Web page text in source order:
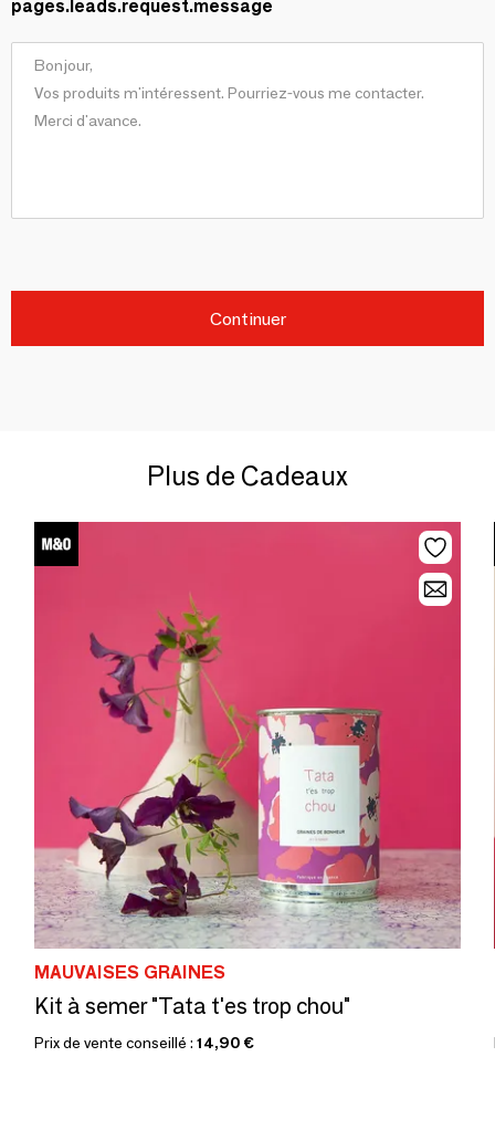
pages.leads.request.message
Continuer
Plus de Cadeaux
MAUVAISES GRAINES
Kit à semer "Tata t'es trop chou"
Prix de vente conseillé : 14,90 €